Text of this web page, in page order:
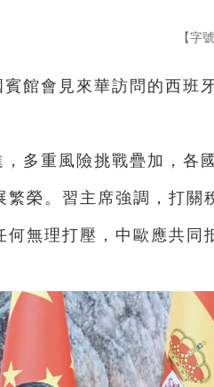
【字
館會見來華訪問的西班
多重風險挑戰疊加，各
榮。習主席強調，打關
無理打壓，中歐應共同